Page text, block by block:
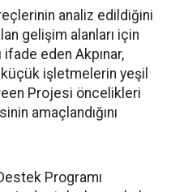
analiz edildiğini
gelişim alanları için
eden Akpınar,
işletmelerin yeşil
Projesi öncelikleri
amaçlandığını
Programı